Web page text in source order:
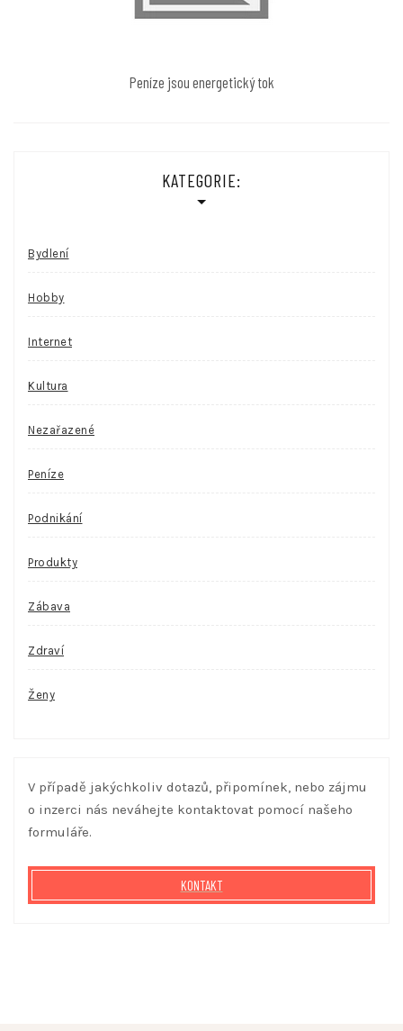
Peníze jsou energetický tok
KATEGORIE:
Bydlení
Hobby
Internet
Kultura
Nezařazené
Peníze
Podnikání
Produkty
Zábava
Zdraví
Ženy
V případě jakýchkoliv dotazů, připomínek, nebo zájmu
o inzerci nás neváhejte kontaktovat pomocí našeho
formuláře.
KONTAKT